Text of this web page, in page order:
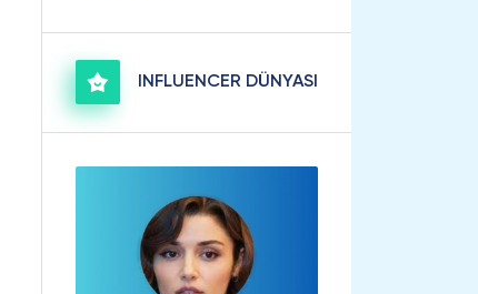
INFLUENCER DÜNYASI